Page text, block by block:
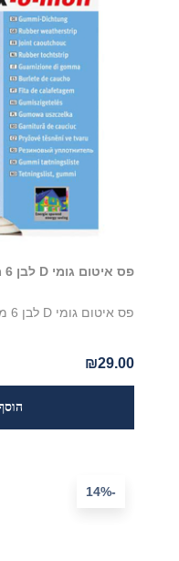
פס איטום גומי D לבן 6 מטר
פס איטום גומי D לבן 6 מטר מבית Fix-O-Moll
₪29.00
-14%